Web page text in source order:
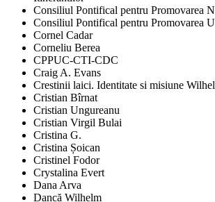
Consiliul Pontifical pentru Promovarea
Consiliul Pontifical pentru Promovarea
Cornel Cadar
Corneliu Berea
CPPUC-CTI-CDC
Craig A. Evans
Crestinii laici. Identitate si misiune
Cristian Bîrnat
Cristian Ungureanu
Cristian Virgil Bulai
Cristina G.
Cristina Șoican
Cristinel Fodor
Crystalina Evert
Dana Arva
Dancă Wilhelm